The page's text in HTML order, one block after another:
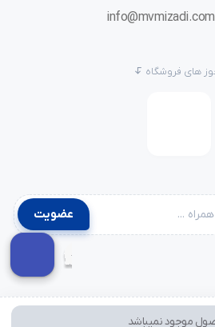
موجود نمیباشد
info@mvmizadi.com
های فروشگاه
عضویت